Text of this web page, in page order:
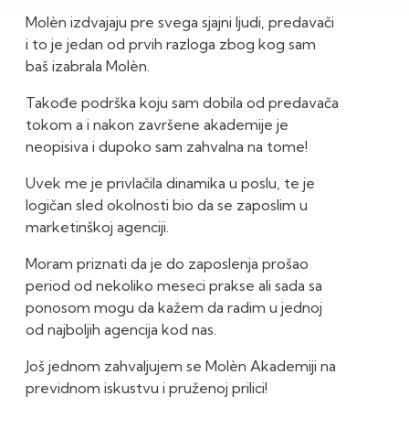
Molèn izdvajaju pre svega sjajni ljudi, predavači
i to je jedan od prvih razloga zbog kog sam
baš izabrala Molèn.
Takođe podrška koju sam dobila od predavača
tokom a i nakon završene akademije je
neopisiva i dupoko sam zahvalna na tome!
Uvek me je privlačila dinamika u poslu, te je
logičan sled okolnosti bio da se zaposlim u
marketinškoj agenciji.
Moram priznati da je do zaposlenja prošao
period od nekoliko meseci prakse ali sada sa
ponosom mogu da kažem da radim u jednoj
od najboljih agencija kod nas.
Još jednom zahvaljujem se Molèn Akademiji na
previdnom iskustvu i pruženoj prilici!